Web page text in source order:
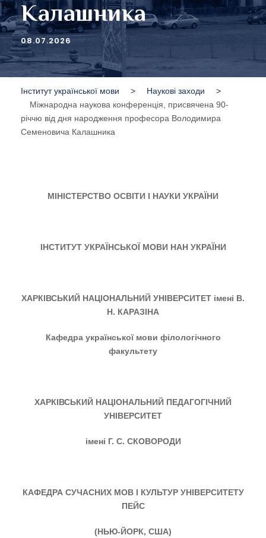
Калашника
08.07.2026
Інститут української мови > Наукові заходи
>
Міжнародна наукова конференція, присвячена 90-
річчю від дня народження професора Володимира
Семеновича Калашника
МІНІСТЕРСТВО ОСВІТИ І НАУКИ УКРАЇНИ
ІНСТИТУТ УКРАЇНСЬКОЇ МОВИ НАН УКРАЇНИ
ХАРКІВСЬКИЙ НАЦІОНАЛЬНИЙ УНІВЕРСИТЕТ імені В.
Н. КАРАЗІНА
Кафедра української мови філологічного
факультету
ХАРКIВСЬКИЙ НАЦIОНАЛЬНИЙ ПЕДАГОГIЧНИЙ
УНIВЕРСИТЕТ
імені Г. С. СКОВОРОДИ
КАФЕДРА СУЧАСНИХ МОВ І КУЛЬТУР УНІВЕРСИТЕТУ
ПЕЙС
(НЬЮ-ЙОРК, США)